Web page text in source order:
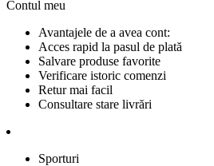
Contul meu
Avantajele de a avea cont:
Acces rapid la pasul de plată
Salvare produse favorite
Verificare istoric comenzi
Retur mai facil
Consultare stare livrări
Sporturi